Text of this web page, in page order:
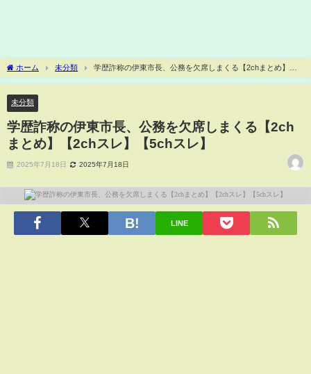
ホーム 未分類
学歴詐称の伊東市長、公務を欠席しまくる【2chまとめ】
【2chスレ】【5chスレ】
未分類
学歴詐称の伊東市長、公務を欠席しまくる【2ch
まとめ】【2chスレ】【5chスレ】
2025年7月18日 2025年7月18日
LINE